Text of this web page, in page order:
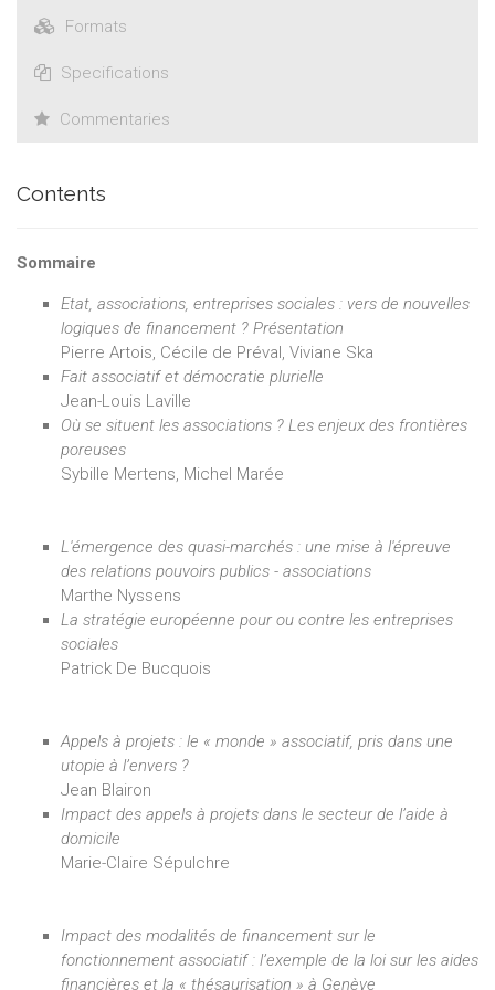
Formats
Specifications
Commentaries
Contents
Sommaire
Etat, associations, entreprises sociales : vers de nouvelles
logiques de financement ? Présentation
Pierre Artois, Cécile de Préval, Viviane Ska
Fait associatif et démocratie plurielle
Jean-Louis Laville
Où se situent les associations ? Les enjeux des frontières
poreuses
Sybille Mertens, Michel Marée
L'émergence des quasi-marchés : une mise à l'épreuve
des relations pouvoirs publics - associations
Marthe Nyssens
La stratégie européenne pour ou contre les entreprises
sociales
Patrick De Bucquois
Appels à projets : le « monde » associatif, pris dans une
utopie à l’envers ?
Jean Blairon
Impact des appels à projets dans le secteur de l’aide à
domicile
Marie-Claire Sépulchre
Impact des modalités de financement sur le
fonctionnement associatif : l’exemple de la loi sur les aides
financières et la « thésaurisation » à Genève